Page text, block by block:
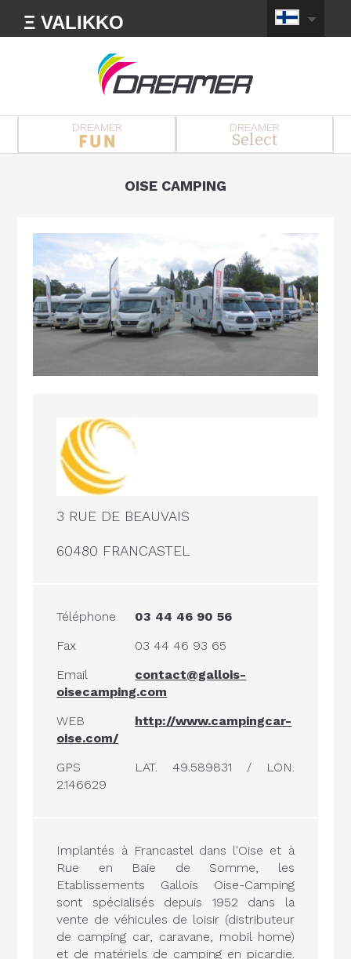
Ξ VALIKKO
DREAMER DREAMER
Select
OISE CAMPING
3 RUE DE BEAUVAIS
60480 FRANCASTEL
Téléphone
03 44 46 90 56
Fax
03 44 46 93 65
Email
contact@gallois-
oisecamping.com
WEB
http://www.campingcar-
oise.com/
GPS
LAT. 49.589831 / LON.
2.146629
Implantés à Francastel dans l'Oise et à
Rue en Baie de Somme, les
Etablissements Gallois Oise-Camping
sont spécialisés depuis 1952 dans la
vente de véhicules de loisir (distributeur
de camping car, caravane, mobil home)
et de matériels de camping en picardie.